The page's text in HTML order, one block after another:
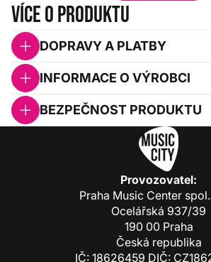
Více o produktu
DOPRAVY A PLATBY
INFORMACE O VÝROBCI
BEZPEČNOST PRODUKTU
Provozovatel:
Praha Music Center
Ocelářská 937/39
190 00 Praha
Česká republika
IČ: 18626459 DIČ: